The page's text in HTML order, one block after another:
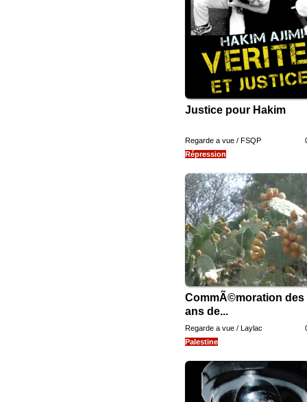
Justice pour Hakim
Regarde a vue / FSQP
Répression
CommÃ©moration des
ans de...
Regarde a vue / Laylac
Palestine